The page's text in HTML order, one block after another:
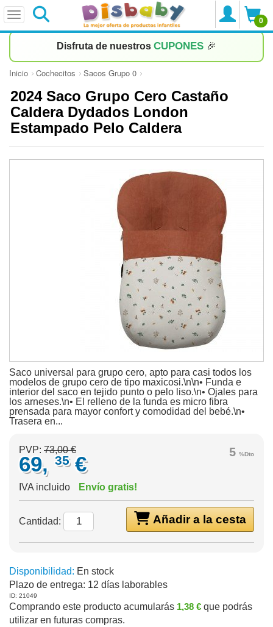
0
Disfruta de nuestros CUPONES 🎉
Inicio Cochecitos Sacos Grupo 0
2024 Saco Grupo Cero Castaño
Caldera Dydados London
Estampado Pelo Caldera
Saco universal para grupo cero, apto para casi todos los
modelos de grupo cero de tipo maxicosi.\n\n• Funda e
interior del saco en tejido punto o pelo liso.\n• Ojales para
los arneses.\n• El relleno de la funda es micro fibra
prensada para mayor confort y comodidad del bebé.\n•
Trasera en...
5 %Dto
PVP: 73,00 €
69, 35 €
IVA incluido Envío gratis!
Añadir a la cesta
Cantidad:
Disponibilidad: En stock
Plazo de entrega: 12 días laborables
ID: 21049
Comprando este producto acumularás 1,38 € que podrás
utilizar en futuras compras.